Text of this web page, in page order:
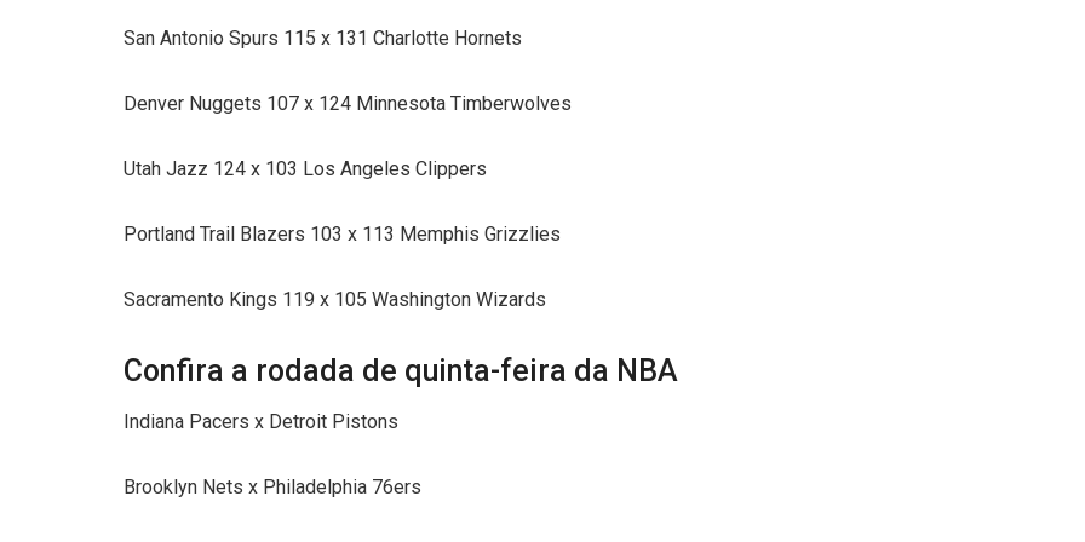
San Antonio Spurs 115 x 131 Charlotte Hornets
Denver Nuggets 107 x 124 Minnesota Timberwolves
Utah Jazz 124 x 103 Los Angeles Clippers
Portland Trail Blazers 103 x 113 Memphis Grizzlies
Sacramento Kings 119 x 105 Washington Wizards
Confira a rodada de quinta-feira da NBA
Indiana Pacers x Detroit Pistons
Brooklyn Nets x Philadelphia 76ers